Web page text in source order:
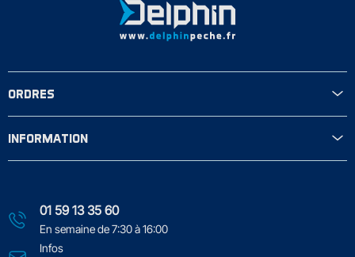
01 59 13 35 60
En semaine de 7:30 à 16:00
Infos
ORDRES
INFORMATION